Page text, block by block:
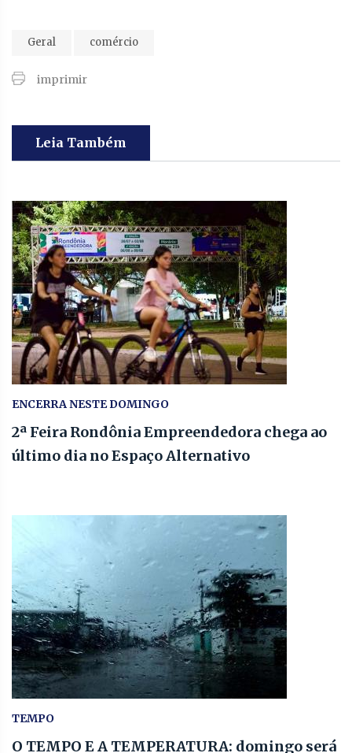
Geral comércio
imprimir
Leia Também
ENCERRA NESTE DOMINGO
2ª Feira Rondônia Empreendedora chega ao
último dia no Espaço Alternativo
TEMPO
O TEMPO E A TEMPERATURA: domingo será